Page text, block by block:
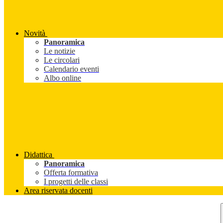
Novità
Panoramica
Le notizie
Le circolari
Calendario eventi
Albo online
Didattica
Panoramica
Offerta formativa
I progetti delle classi
Area riservata docenti